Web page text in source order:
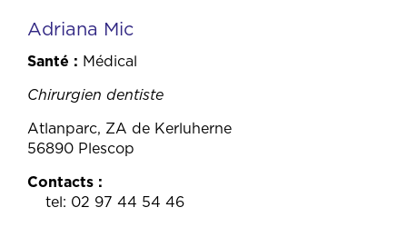
Adriana Mic
Santé
Médical
Chirurgien dentiste
Atlanparc, ZA de Kerluherne
56890 Plescop
Contacts
tel: 02 97 44 54 46